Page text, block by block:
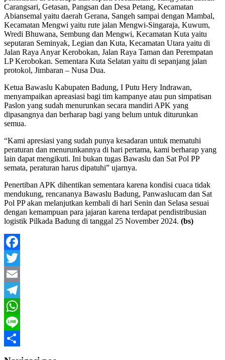
Carangsari, Getasan, Pangsan dan Desa Petang, Kecamatan
Abiansemal yaitu daerah Gerana, Sangeh sampai dengan Mambal,
Kecamatan Mengwi yaitu rute jalan Mengwi-Singaraja, Kuwum,
Wredi Bhuwana, Sembung dan Mengwi, Kecamatan Kuta yaitu
seputaran Seminyak, Legian dan Kuta, Kecamatan Utara yaitu di
Jalan Raya Anyar Kerobokan, Jalan Raya Taman dan Perempatan
LP Kerobokan. Sementara Kuta Selatan yaitu di sepanjang jalan
protokol, Jimbaran – Nusa Dua.
Ketua Bawaslu Kabupaten Badung, I Putu Hery Indrawan,
menyampaikan apreasiasi bagi tim kampanye atau pun simpatisan
Paslon yang sudah menurunkan secara mandiri APK yang
dipasangnya dan berharap bagi yang belum untuk diturunkan
semua.
“Kami apresiasi yang sudah punya kesadaran untuk mematuhi
peraturan dan menurunkannya di hari pertama, kami berharap yang
lain dapat mengikuti. Ini bukan tugas Bawaslu dan Sat Pol PP
semata, peraturan harus dipatuhi” ujarnya.
Penertiban APK dihentikan sementara karena kondisi cuaca tidak
mendukung, rencananya Bawaslu Badung, Panwaslucam dan Sat
Pol PP akan melanjutkan kembali di hari Senin dan Selasa sesuai
dengan kemampuan para jajaran karena terdapat pendistribusian
logistik Pilkada Badung di tanggal 25 November 2024. (bs)
Facebook
Twitter
Email
Telegram
WhatsApp
Line